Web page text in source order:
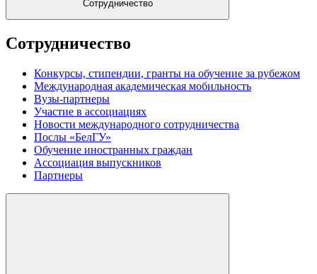
Сотрудничество
Сотрудничество
Конкурсы, стипендии, гранты на обучение за рубежом
Международная академическая мобильность
Вузы-партнеры
Участие в ассоциациях
Новости международного сотрудничества
Послы «БелГУ»
Обучение иностранных граждан
Ассоциация выпускников
Партнеры